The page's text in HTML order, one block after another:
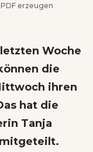
PDF erzeugen
Woche
die
ihren
hat die
Tanja